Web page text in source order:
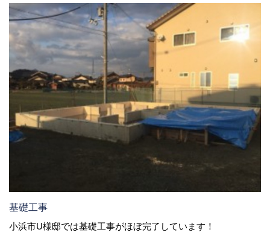
基礎工事
小浜市U様邸では基礎工事がほぼ完了しています！